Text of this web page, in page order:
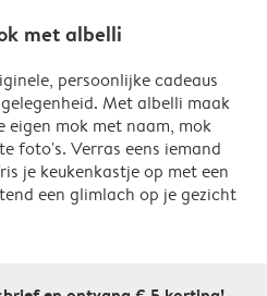
met albelli
persoonlijke cadeaus
Met albelli maak
eigen mok met naam, mok
foto's. Verras eens iemand
je keukenkastje op met een
een glimlach op je gezicht